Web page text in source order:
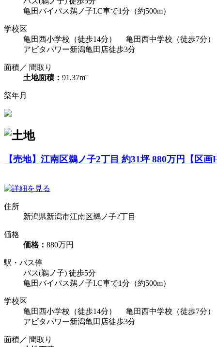
亀田バイパス鵜ノ子I.C車で1分（約500m）
学校区
亀田西小学校（徒歩14分） 亀田西中学校（徒歩7分）
アピタパワー新潟亀田店徒歩3分
面積／ 間取り
土地面積： 91.37m²
築年月
【売地】江南区鵜ノ子2丁目 約31坪 880万円【区画
住所
新潟県新潟市江南区鵜ノ子2丁目
価格
価格： 880万円
駅・バス停
バス(鵜ノ子) 徒歩5分
亀田バイパス鵜ノ子I.C車で1分（約500m）
学校区
亀田西小学校（徒歩14分） 亀田西中学校（徒歩7分）
アピタパワー新潟亀田店徒歩3分
面積／ 間取り